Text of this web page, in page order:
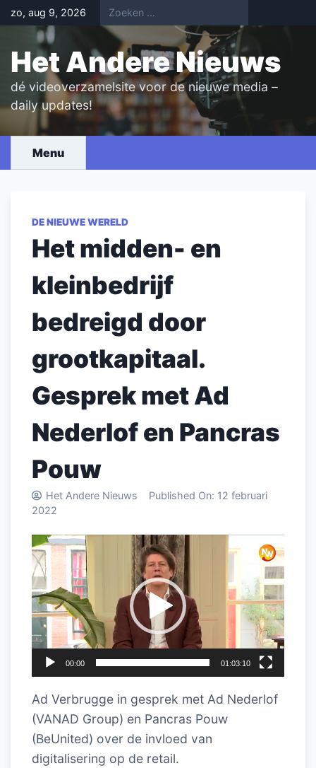
Skip
to
content
zo, aug 9, 2026
Het Andere Nieuws
dé videoverzamelsite voor de nieuwe media –
daily updates!
Menu
DE NIEUWE WERELD
Het midden- en
kleinbedrijf
bedreigd door
grootkapitaal.
Gesprek met Ad
Nederlof en Pancras
Pouw
Het Andere Nieuws Published On: 12 februari
2022
Videospeler
00:00 01:03:10
Ad Verbrugge in gesprek met Ad Nederlof
(VANAD Group) en Pancras Pouw
(BeUnited) over de invloed van
digitalisering op de retail.